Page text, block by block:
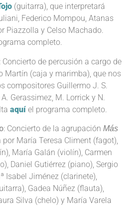
(guitarra), que interpretará
Federico Mompou, Atanas
Piazzolla y Celso Machado.
completo.
: Concierto de percusión a cargo de
Martín (caja y marimba), que nos
compositores Guillermo J. S.
Gerassimez, M. Lorrick y N.
aquí el programa completo.
: Concierto de la agrupación Más
María Teresa Climent (fagot),
María Galán (violín), Carmen
Daniel Gutiérrez (piano), Sergio
Isabel Jiménez (clarinete),
Gadea Núñez (flauta),
Silva (chelo) y María Varela